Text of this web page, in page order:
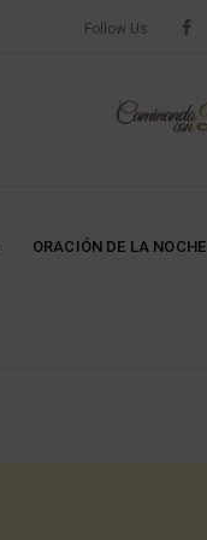
Follow Us
ORACIÓN DE LA NOCHE